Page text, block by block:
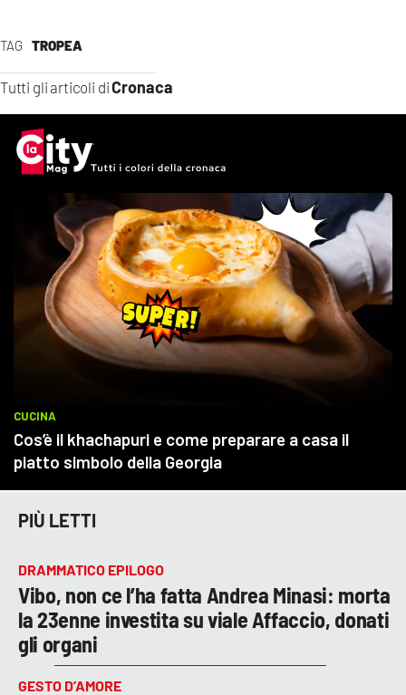
TAG TROPEA
Tutti gli articoli diCronaca
PIÙ LETTI
DRAMMATICO EPILOGO
Vibo, non ce l’ha fatta Andrea Minasi: morta
la 23enne investita su viale Affaccio, donati
gli organi
GESTO D’AMORE